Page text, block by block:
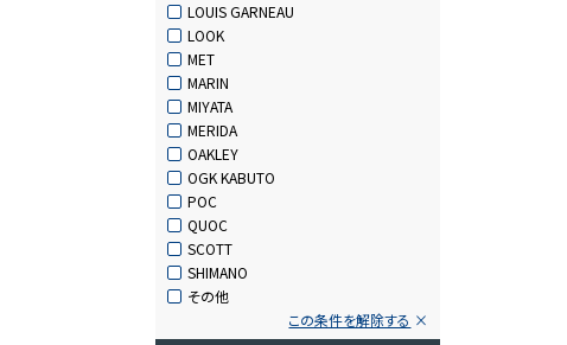
LOUIS GARNEAU
LOOK
MET
MARIN
MIYATA
MERIDA
OAKLEY
OGK KABUTO
POC
QUOC
SCOTT
SHIMANO
その他
この条件を解除する